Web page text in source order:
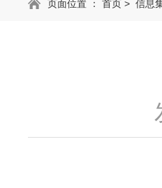
页面位置 ： 首页 > 信息